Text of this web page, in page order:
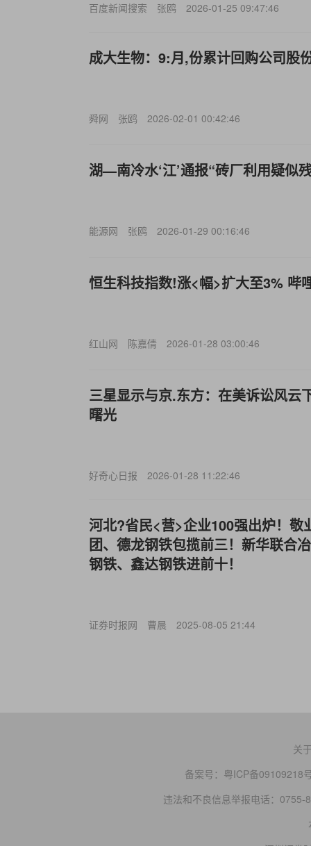
百度新闻搜索 张鸥 2026-01-25 09:47:46
成大生物：9:月,份累计回购公司股
舜网 张鸥 2026-02-01 00:42:46
湖—南冷水‘江’通报“砖厂利用疑似
能源网 张鸥 2026-01-29 00:16:46
恒生科技指数!涨<幅>扩大至3% 哔
红山网 陈嘉倩 2026-01-28 03:00:46
三星显示与京.东方：在美诉讼风云
曙光
好奇心日报 2026-01-28 11:22:46
河北?省民<营>企业100强出炉！敬
团、德龙钢铁包揽前三！新华联合
钢铁、鑫达钢铁进前十！
证券时报网 曹晨 2025-08-05 21:44
关
备案号： 粤ICP备09109218
违法和不良信息举报电话：0755-